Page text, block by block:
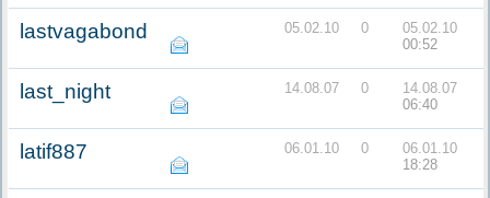
lastvagabond 05.02.10 0
05.02.10
00:52
last_night 14.08.07 0
14.08.07
06:40
latif887 06.01.10 0
06.01.10
18:28